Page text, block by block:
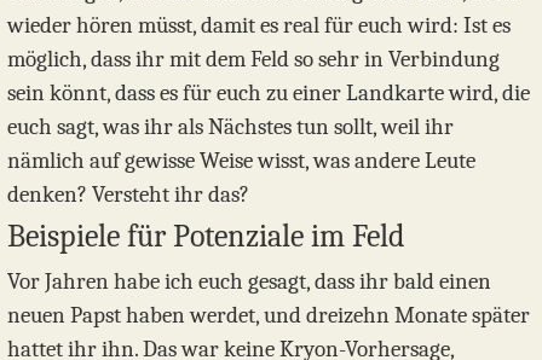
wieder hören müsst, damit es real für euch wird: Ist es
möglich, dass ihr mit dem Feld so sehr in Verbindung
sein könnt, dass es für euch zu einer Landkarte wird, die
euch sagt, was ihr als Nächstes tun sollt, weil ihr
nämlich auf gewisse Weise wisst, was andere Leute
denken? Versteht ihr das?
Beispiele für Potenziale im Feld
Vor Jahren habe ich euch gesagt, dass ihr bald einen
neuen Papst haben werdet, und dreizehn Monate später
hattet ihr ihn. Das war keine Kryon-Vorhersage,